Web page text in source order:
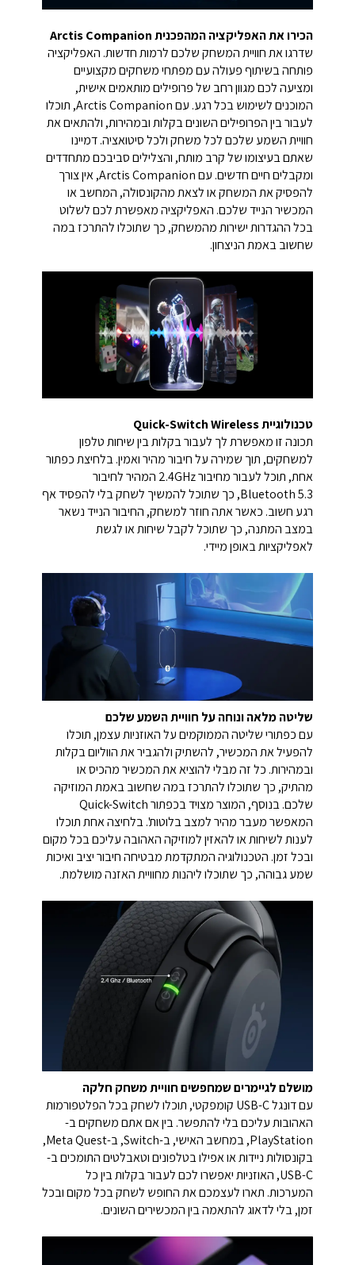
הכירו את האפליקציה המהפכנית Arctis Companion
שדרגו את חוויית המשחק שלכם לרמות חדשות. האפליקציה
פותחה בשיתוף פעולה עם מפתחי משחקים מקצועיים
ומציעה לכם מגוון רחב של פרופילים מותאמים אישית,
המוכנים לשימוש בכל רגע. עם Arctis Companion, תוכלו
לעבור בין הפרופילים השונים בקלות ובמהירות, ולהתאים את
חוויית השמע שלכם לכל משחק ולכל סיטואציה. דמיינו
שאתם בעיצומו של קרב מותח, והצלילים סביבכם מתחדדים
ומקבלים חיים חדשים. עם Arctis Companion, אין צורך
להפסיק את המשחק או לצאת מהקונסולה, המחשב או
המכשיר הנייד שלכם. האפליקציה מאפשרת לכם לשלוט
בכל ההגדרות ישירות מהמשחק, כך שתוכלו להתרכז במה
שחשוב באמת הניצחון.
טכנולוגיית Quick-Switch Wireless
תכונה זו מאפשרת לך לעבור בקלות בין שיחות טלפון
למשחקים, תוך שמירה על חיבור מהיר ואמין. בלחיצת כפתור
אחת, תוכל לעבור מחיבור 2.4GHz המהיר לחיבור
Bluetooth 5.3, כך שתוכל להמשיך לשחק בלי להפסיד אף
רגע חשוב. כאשר אתה חוזר למשחק, החיבור הנייד נשאר
במצב המתנה, כך שתוכל לקבל שיחות או לגשת
לאפליקציות באופן מיידי.
שליטה מלאה ונוחה על חוויית השמע שלכם
עם כפתורי שליטה הממוקמים על האוזניות עצמן, תוכלו
להפעיל את המכשיר, להשתיק ולהגביר את הווליום בקלות
ובמהירות. כל זה מבלי להוציא את המכשיר מהכיס או
מהתיק, כך שתוכלו להתרכז במה שחשוב באמת המוזיקה
שלכם. בנוסף, המוצר מצויד בכפתור Quick-Switch
המאפשר מעבר מהיר למצב בלוטות'. בלחיצה אחת תוכלו
לענות לשיחות או להאזין למוזיקה האהובה עליכם בכל מקום
ובכל זמן. הטכנולוגיה המתקדמת מבטיחה חיבור יציב ואיכות
שמע גבוהה, כך שתוכלו ליהנות מחוויית האזנה מושלמת.
מושלם לגיימרים שמחפשים חוויית משחק חלקה
עם דונגל USB-C קומפקטי, תוכלו לשחק בכל הפלטפורמות
האהובות עליכם בלי להתפשר. בין אם אתם משחקים ב-
PlayStation, במחשב האישי, ב-Switch, ב-Meta Quest,
בקונסולות ניידות או אפילו בטלפונים וטאבלטים התומכים ב-
USB-C, האוזניות יאפשרו לכם לעבור בקלות בין כל
המערכות. תארו לעצמכם את החופש לשחק בכל מקום ובכל
זמן, בלי לדאוג להתאמה בין המכשירים השונים.